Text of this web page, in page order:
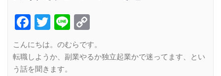
Facebook
Twitter
Line
Link
こんにちは。のむらです。
転職しようか、副業やるか独立起業かで迷ってます、とい
う話を聞きます。